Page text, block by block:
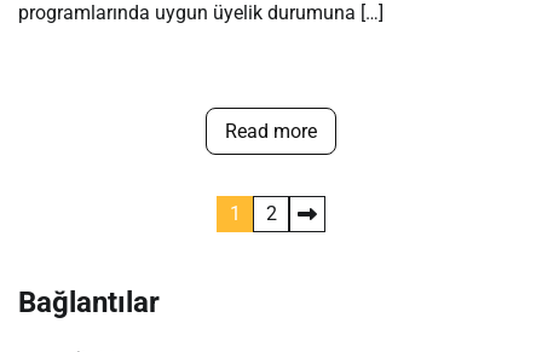
programlarında uygun üyelik durumuna […]
Read more
1 2
Bağlantılar